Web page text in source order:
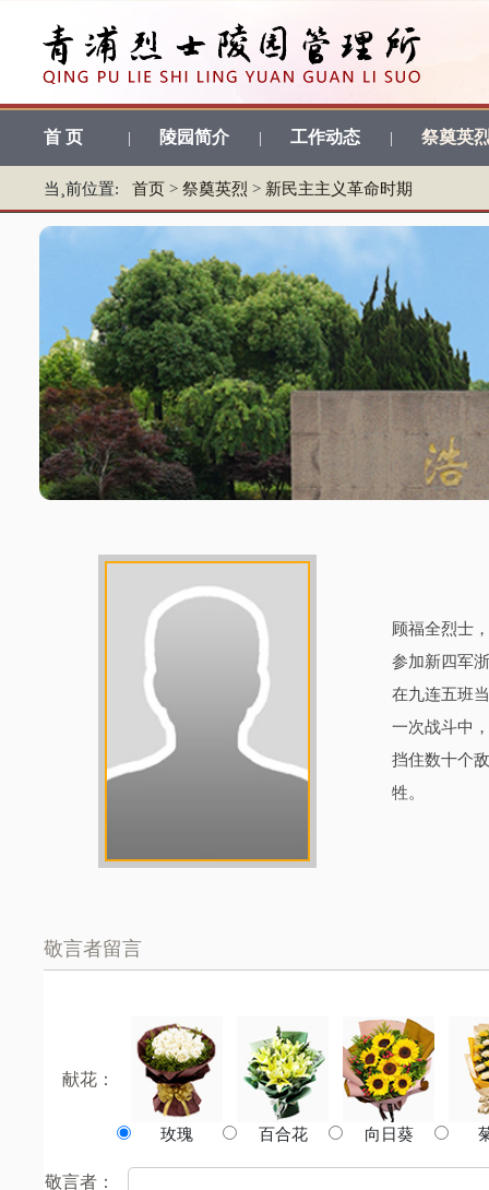
首 页 | 陵园简介 | 工作动态 | 祭奠英
当¸前位置: 首页 > 祭奠英烈 > 新民主主义革命时期
顾福全烈士
参加新四军
在九连五班
一次战斗中
挡住数十个
牲。
敬言者留言